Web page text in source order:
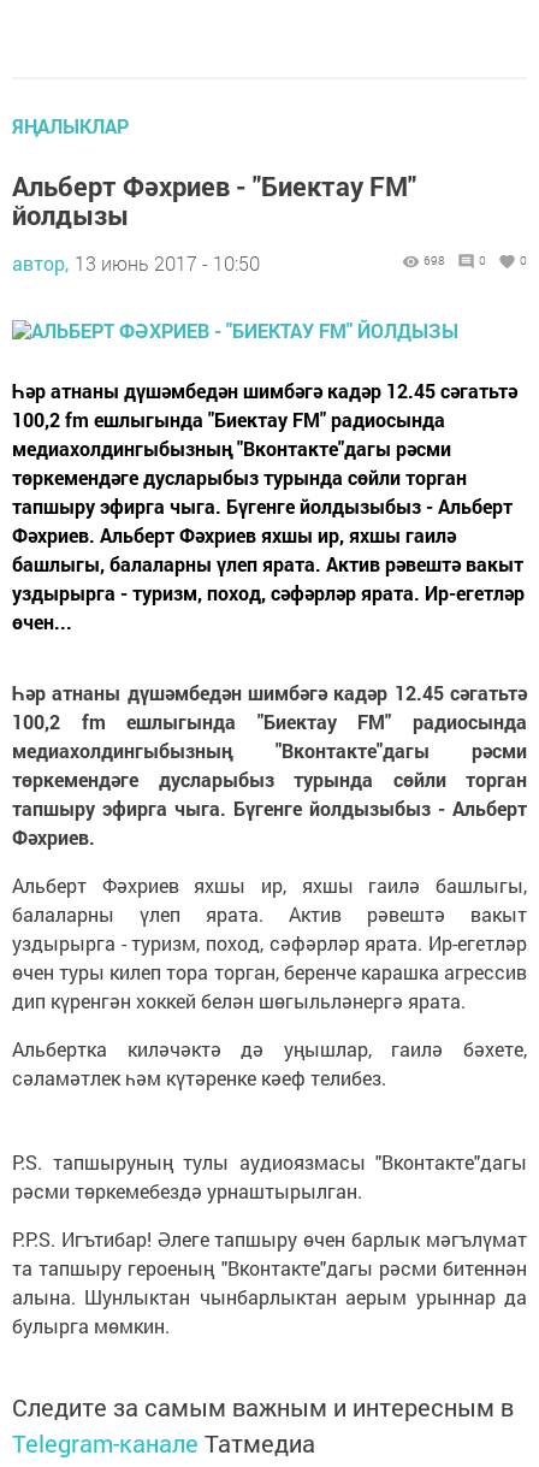
ЯҢАЛЫКЛАР
Альберт Фәхриев - "Биектау FM"
йолдызы
автор, 13 июнь 2017 - 10:50 698 0 0
Һәр атнаны дүшәмбедән шимбәгә кадәр 12.45 сәгатьтә
100,2 fm ешлыгында "Биектау FM" радиосында
медиахолдингыбызның "Вконтакте"дагы рәсми
төркемендәге дусларыбыз турында сөйли торган
тапшыру эфирга чыга. Бүгенге йолдызыбыз - Альберт
Фәхриев. Альберт Фәхриев яхшы ир, яхшы гаилә
башлыгы, балаларны үлеп ярата. Актив рәвештә вакыт
уздырырга - туризм, поход, сәфәрләр ярата. Ир-егетләр
өчен...
Һәр атнаны дүшәмбедән шимбәгә кадәр 12.45 сәгатьтә
100,2 fm ешлыгында "Биектау FM" радиосында
медиахолдингыбызның "Вконтакте"дагы рәсми
төркемендәге дусларыбыз турында сөйли торган
тапшыру эфирга чыга. Бүгенге йолдызыбыз - Альберт
Фәхриев.
Альберт Фәхриев яхшы ир, яхшы гаилә башлыгы,
балаларны үлеп ярата. Актив рәвештә вакыт
уздырырга - туризм, поход, сәфәрләр ярата. Ир-егетләр
өчен туры килеп тора торган, беренче карашка агрессив
дип күренгән хоккей белән шөгыльләнергә ярата.
Альбертка киләчәктә дә уңышлар, гаилә бәхете,
сәламәтлек һәм күтәренке кәеф телибез.
P.S. тапшыруның тулы аудиоязмасы "Вконтакте"дагы
рәсми төркемебездә урнаштырылган.
P.P.S. Игътибар! Әлеге тапшыру өчен барлык мәгълүмат
та тапшыру героеның "Вконтакте"дагы рәсми битеннән
алына. Шунлыктан чынбарлыктан аерым урыннар да
булырга мөмкин.
Следите за самым важным и интересным в
Telegram-канале Татмедиа